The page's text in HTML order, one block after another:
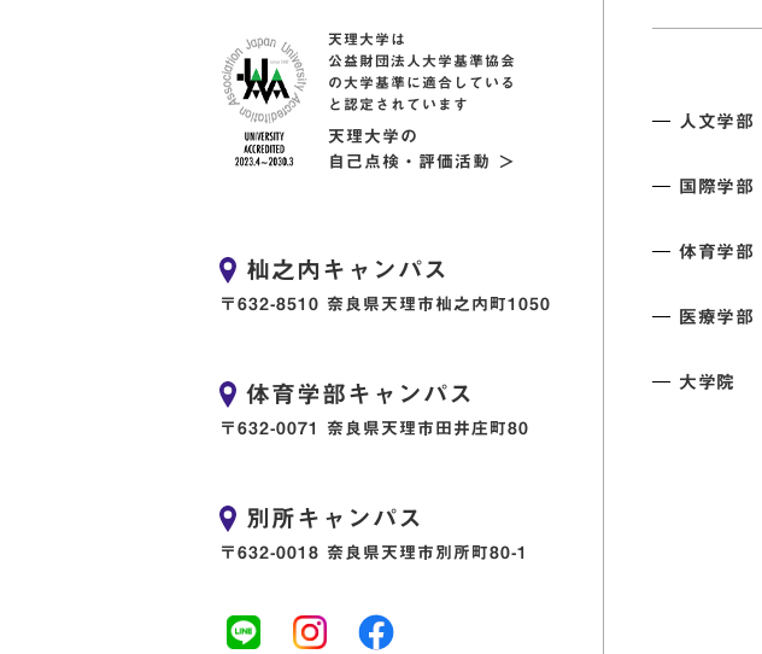
天理大学は
公益財団法人大学基準協会
の大学基準に適合している
と認定されています
天理大学の
自己点検・評価活動 ＞
杣之内キャンパス
〒632-8510 奈良県天理市杣之内町1050
体育学部キャンパス
〒632-0071 奈良県天理市田井庄町80
別所キャンパス
〒632-0018 奈良県天理市別所町80-1
人文学部
国際学部
体育学部
医療学部
大学院